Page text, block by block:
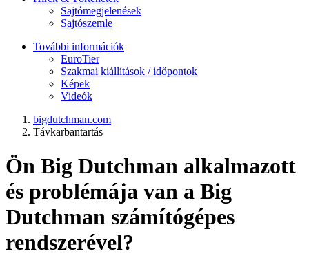
Sajtómegjelenések
Sajtószemle
További információk
EuroTier
Szakmai kiállítások / időpontok
Képek
Videók
bigdutchman.com
Távkarbantartás
Ön Big Dutchman alkalmazott
és problémája van a Big
Dutchman számítógépes
rendszerével?